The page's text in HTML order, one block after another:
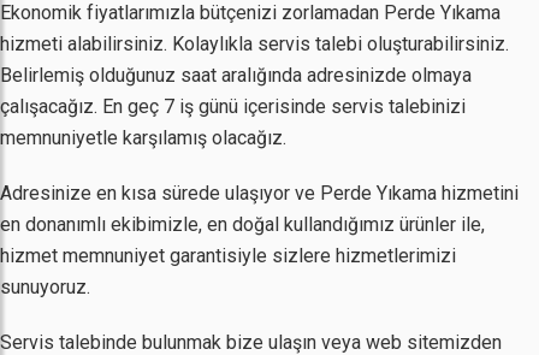
Ekonomik fiyatlarımızla bütçenizi zorlamadan Perde Yıkama
hizmeti alabilirsiniz. Kolaylıkla servis talebi oluşturabilirsiniz.
Belirlemiş olduğunuz saat aralığında adresinizde olmaya
çalışacağız. En geç 7 iş günü içerisinde servis talebinizi
memnuniyetle karşılamış olacağız.
Adresinize en kısa sürede ulaşıyor ve Perde Yıkama hizmetini
en donanımlı ekibimizle, en doğal kullandığımız ürünler ile,
hizmet memnuniyet garantisiyle sizlere hizmetlerimizi
sunuyoruz.
Servis talebinde bulunmak bize ulaşın veya web sitemizden